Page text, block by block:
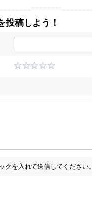
投稿しよう！
クを入れて送信してください。